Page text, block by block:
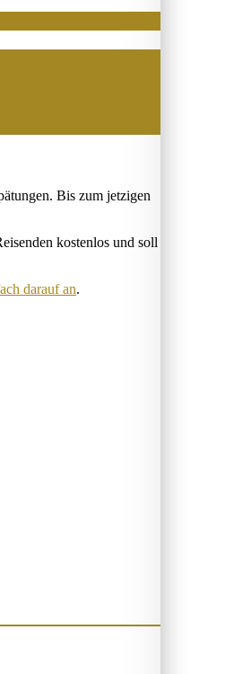
Bis zum jetzigen
kostenlos und soll
darauf an.